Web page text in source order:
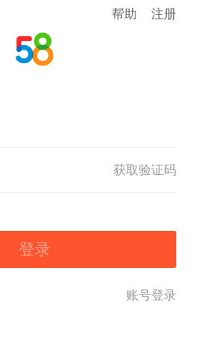
帮助 注册
获取验证码
登录
账号登录